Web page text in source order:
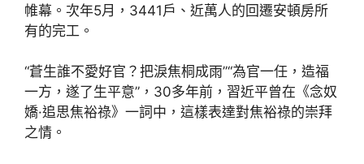
帷幕。次年5月，3441戶、近萬人的回遷安頓房所
有的完工。
“蒼生誰不愛好官？把淚焦桐成雨”“為官一任，造福
一方，遂了生平意”，30多年前，習近平曾在《念奴
嬌·追思焦裕祿》一詞中，這樣表達對焦裕祿的崇拜
之情。